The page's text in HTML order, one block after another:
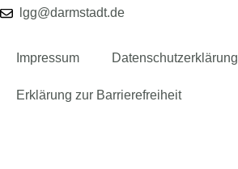
lgg@darmstadt.de
Impressum Datenschutzerklärung
Erklärung zur Barrierefreiheit